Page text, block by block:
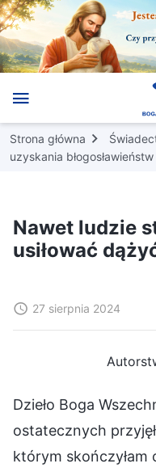
Strona główna
uzyskania błogosławieństw
Nawet ludzie
usiłować
27 sierpnia 2024
Dzieło Boga
ostatecznych
którym skończyłam